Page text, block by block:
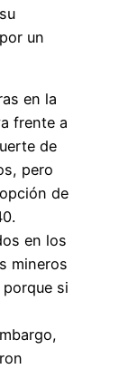
un
en la
frente a
de
pero
de
en los
mineros
si